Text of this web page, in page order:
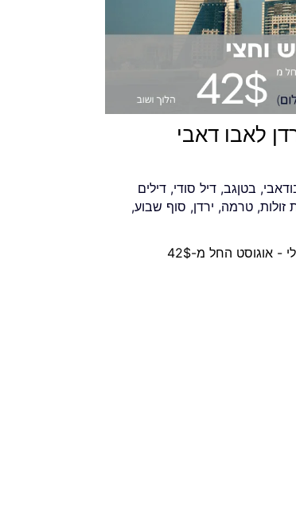
לאבו דאבי
, בטןגב, דיל סודי, דילים
זולות, טרמה, ירדן, סוף שבוע,
- אוגוסט החל מ-42$